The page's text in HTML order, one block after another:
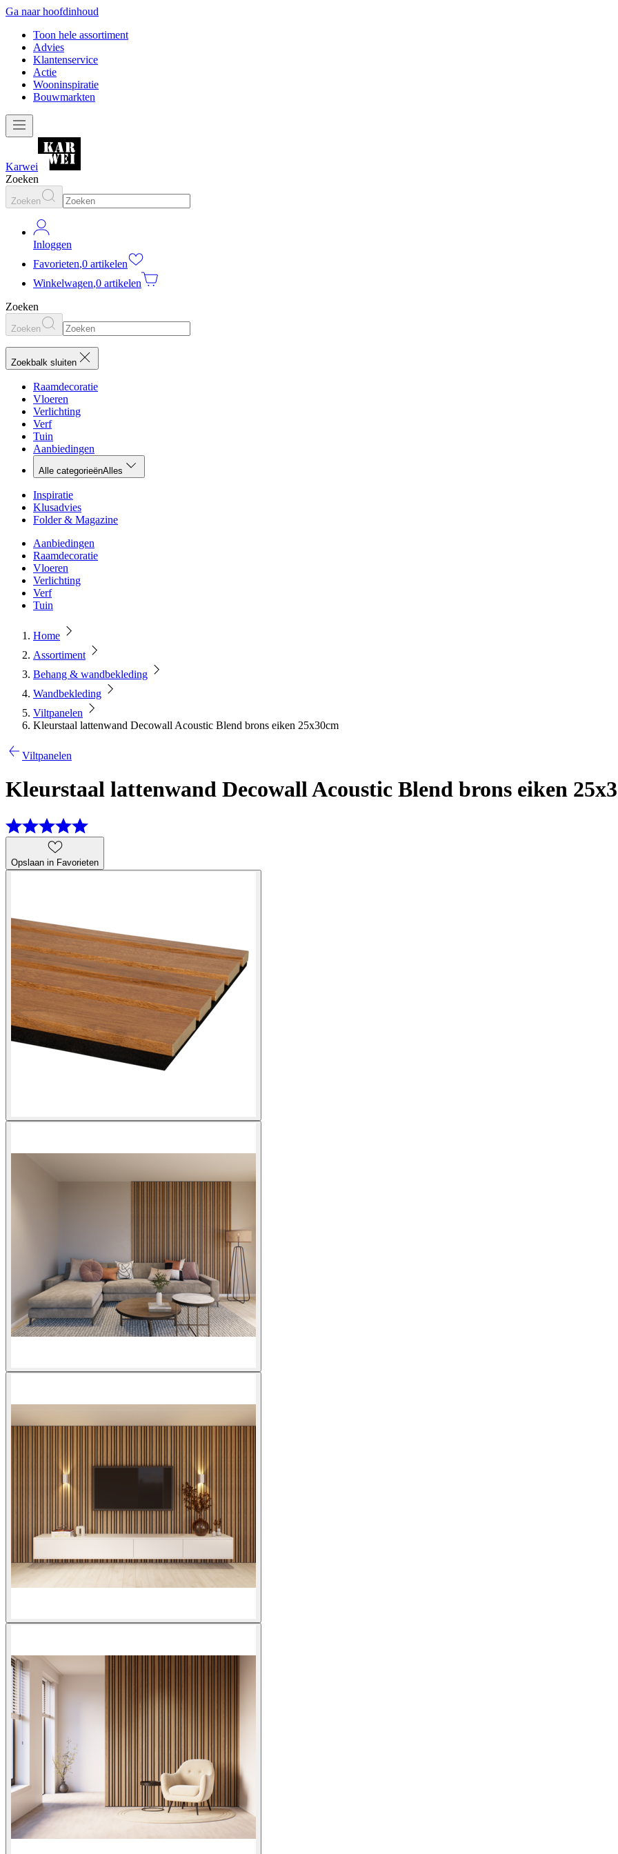
Ga naar hoofdinhoud
Toon hele assortiment
Advies
Klantenservice
Actie
Wooninspiratie
Bouwmarkten
Karwei
Zoeken
Zoeken
Inloggen
Favorieten,0 artikelen
Winkelwagen,0 artikelen
Zoeken
Zoeken
Zoekbalk sluiten
Raamdecoratie
Vloeren
Verlichting
Verf
Tuin
Aanbiedingen
Alle categorieënAlles
Inspiratie
Klusadvies
Folder & Magazine
Aanbiedingen
Raamdecoratie
Vloeren
Verlichting
Verf
Tuin
Home
Assortiment
Behang & wandbekleding
Wandbekleding
Viltpanelen
Kleurstaal lattenwand Decowall Acoustic Blend brons eiken 25x30cm
Viltpanelen
Kleurstaal lattenwand Decowall Acoustic Blend brons eiken
Opslaan in Favorieten